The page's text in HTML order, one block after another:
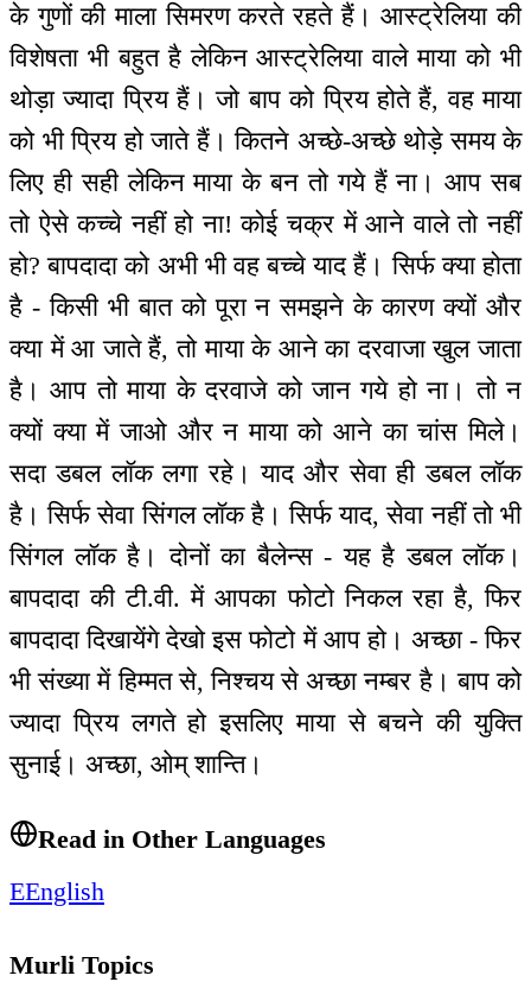
के गुणों की माला सिमरण करते रहते हैं। आस्ट्रेलिया की
विशेषता भी बहुत है लेकिन आस्ट्रेलिया वाले माया को भी
थोड़ा ज्यादा प्रिय हैं। जो बाप को प्रिय होते हैं, वह माया
को भी प्रिय हो जाते हैं। कितने अच्छे-अच्छे थोड़े समय के
लिए ही सही लेकिन माया के बन तो गये हैं ना। आप सब
तो ऐसे कच्चे नहीं हो ना! कोई चक्र में आने वाले तो नहीं
हो? बापदादा को अभी भी वह बच्चे याद हैं। सिर्फ क्या होता
है - किसी भी बात को पूरा न समझने के कारण क्यों और
क्या में आ जाते हैं, तो माया के आने का दरवाजा खुल जाता
है। आप तो माया के दरवाजे को जान गये हो ना। तो न
क्यों क्या में जाओ और न माया को आने का चांस मिले।
सदा डबल लॉक लगा रहे। याद और सेवा ही डबल लॉक
है। सिर्फ सेवा सिंगल लॉक है। सिर्फ याद, सेवा नहीं तो भी
सिंगल लॉक है। दोनों का बैलेन्स - यह है डबल लॉक।
बापदादा की टी.वी. में आपका फोटो निकल रहा है, फिर
बापदादा दिखायेंगे देखो इस फोटो में आप हो। अच्छा - फिर
भी संख्या में हिम्मत से, निश्चय से अच्छा नम्बर है। बाप को
ज्यादा प्रिय लगते हो इसलिए माया से बचने की युक्ति
सुनाई। अच्छा, ओम् शान्ति।
Read in Other Languages
EEnglish
Murli Topics